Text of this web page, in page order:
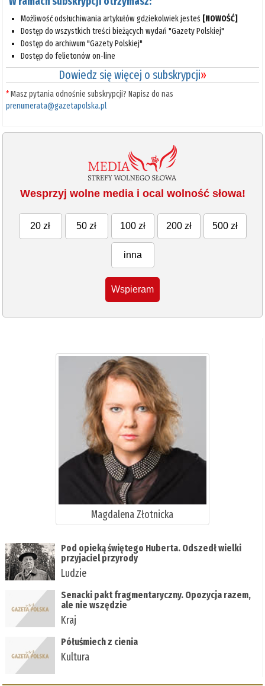
Możliwość odsłuchiwania artykułów gdziekolwiek jesteś [NOWOŚĆ]
Dostęp do wszystkich treści bieżących wydań "Gazety Polskiej"
Dostęp do archiwum "Gazety Polskiej"
Dostęp do felietonów on-line
Dowiedz się więcej o subskrypcji»
*Masz pytania odnośnie subskrypcji? Napisz do nas
prenumerata@gazetapolska.pl
Wesprzyj wolne media i ocal wolność słowa!
20 zł 50 zł 100 zł 200 zł 500 zł
inna
Wspieram
Magdalena Złotnicka
Pod opieką świętego Huberta. Odszedł wielki
przyjaciel przyrody
Ludzie
Senacki pakt fragmentaryczny. Opozycja razem,
ale nie wszędzie
Kraj
Półuśmiech z cienia
Kultura